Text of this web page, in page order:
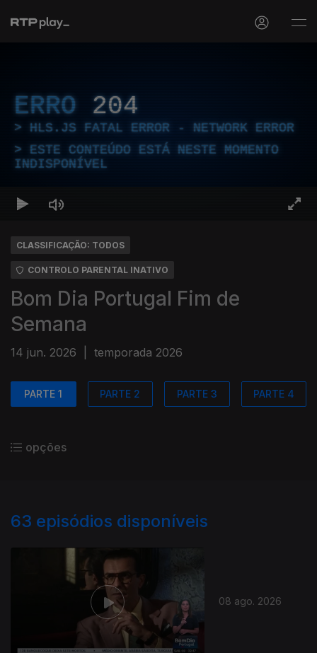
ERRO 204
HLS.JS FATAL ERROR - NETWORK ERROR
ESTE CONTEÚDO ESTÁ NESTE MOMENTO
INDISPONÍVEL
CLASSIFICAÇÃO: TODOS
CONTROLO PARENTAL INATIVO
Bom Dia Portugal Fim de
Semana
14 jun. 2026 temporada 2026
PARTE 1 PARTE 2 PARTE 3 PARTE 4
opções
63 episódios disponíveis
08 ago. 2026